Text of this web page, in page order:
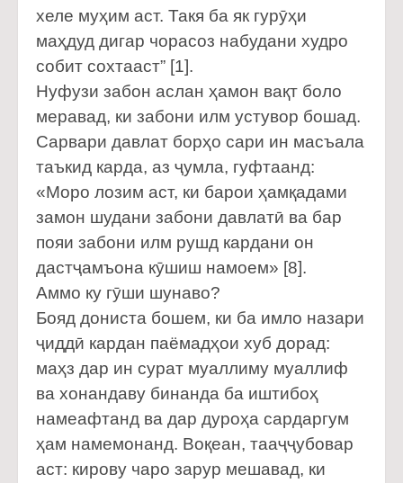
хеле муҳим аст. Такя ба як гурӯҳи
маҳдуд дигар чорасоз набудани худро
собит сохтааст” [1].
Нуфузи забон аслан ҳамон вақт боло
меравад, ки забони илм устувор бошад.
Сарвари давлат борҳо сари ин масъала
таъкид карда, аз ҷумла, гуфтаанд:
«Моро лозим аст, ки барои ҳамқадами
замон шудани забони давлатӣ ва бар
пояи забони илм рушд кардани он
дастҷамъона кӯшиш намоем» [8].
Аммо ку гӯши шунаво?
Бояд дониста бошем, ки ба имло назари
ҷиддӣ кардан паёмадҳои хуб дорад:
маҳз дар ин сурат муаллиму муаллиф
ва хонандаву бинанда ба иштибоҳ
намеафтанд ва дар дуроҳа сардаргум
ҳам намемонанд. Воқеан, тааҷҷубовар
аст: кирову чаро зарур мешавад, ки